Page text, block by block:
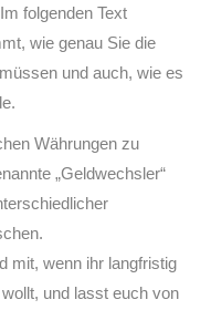
folgenden Text
wie genau Sie die
und auch, wie es
Währungen zu
„Geldwechsler“
mit, wenn ihr langfristig
und lasst euch von